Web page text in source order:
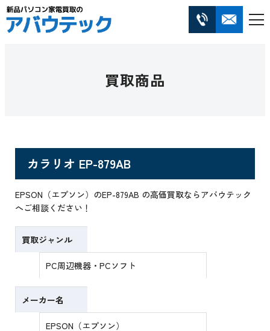
買取商品
カラリオ EP-879AB
EPSON（エプソン）のEP-879AB の高価買取ならアバウテック
へご相談ください！
買取ジャンル
PC周辺機器・PCソフト
メーカー名
EPSON（エプソン）